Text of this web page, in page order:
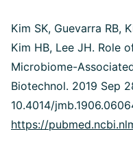
Kim SK, Guevarra RB,
Kim HB, Lee JH. Role
Microbiome-
Biotechnol. 2019 Sep
10.4014/
https://